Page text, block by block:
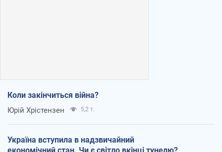
Коли закінчиться війна?
Юрій Хрістензен 5,2 т.
Україна вступила в надзвичайний
економічний стан. Чи є світло вкінці тунелю?